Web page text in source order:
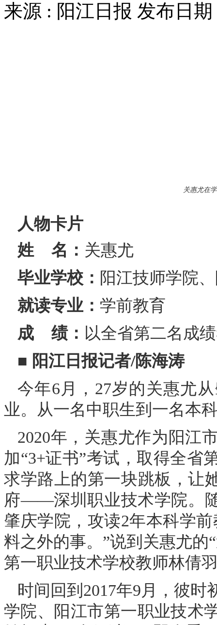
来源 : 阳江日报 发布日
关惠尤在
人物卡片
姓
名： 关惠尤
毕业学校： 阳江技师学院
就读专业： 学前教育
成
绩： 以全省第二名成
■ 阳江日报记者/陈海涛
今年6月，27岁的关惠尤
业。从一名中职生到一名本
2020年，关惠尤作为阳江
加“3+证书”考试，取得全省
求学路上的第一块跳板，让
府——深圳职业技术学院。
肇庆学院，攻读2年本科学
料之外的事。”说到关惠尤的
第一职业技术学校教师林倩
时间回到2017年9月，彼
学院、阳江市第一职业技术